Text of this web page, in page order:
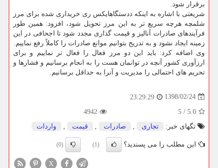
برقرار شود.
شریعتی با اشاره به اینكه ددستگاهایكس ری خریداری شده برای مرز
شلمچه هرچه سریع تر به این مرز تحویل شود، افزود: همین طور
فرآیندهای صادرات آنالیز و قیمت گذاری مجدد شود تا اجحافی در این
زمینه ایجاد نشود و به تدریج بتوانیم موانع صادرات را كاملاً رفع نماییم.
وی اضافه كرد: باید این دو مرز فعال را فعال تر نماییم و برای
ارزآوری كشور آنچه در توانمان هست را به انجام برسانیم و فشارها و
تحریم های احتمالی را مدیریت و آنرا به حداقل برسانیم.
1398/02/24
23:29:29
5.0
/
5
4942
تگهای خبر:
تجاری , صادرات , قیمت , واردات
این مطلب را می پسندید؟ (1)
(0)
X